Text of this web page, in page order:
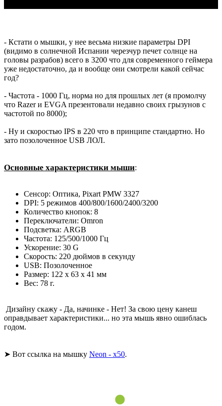
- Кстати о мышки, у нее весьма низкие параметры DPI
(видимо в солнечной Испании черезчур печет солнце на
головы разрабов) всего в 3200 что для современного геймера
уже недостаточно, да и вообще они смотрели какой сейчас
год?
- Частота - 1000 Гц, норма но для прошлых лет (я промолчу
что Razer и EVGA презентовали недавно своих грызунов с
частотой по 8000);
- Ну и скоростью IPS в 220 что в принципе стандартно. Но
зато позолоченное USB ЛОЛ.
Основные характеристики мыши:
Сенсор: Оптика, Pixart PMW 3327
DPI: 5 режимов 400/800/1600/2400/3200
Количество кнопок: 8
Переключатели: Omron
Подсветка: ARGB
Частота: 125/500/1000 Гц
Ускорение: 30 G
Скорость: 220 дюймов в секунду
USB: Позолоченное
Размер: 122 х 63 х 41 мм
Вес: 78 г.
Дизайну скажу - Да, начинке - Нет! За свою цену канеш
оправдывает характеристики... но эта мышь явно ошиблась
годом.
➤ Вот ссылка на мышку Neon - x50.